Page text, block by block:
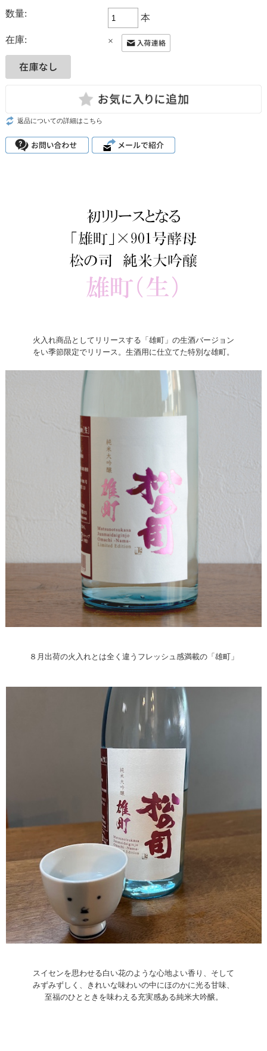
数量:
本
在庫: ×
返品についての詳細はこちら
火入れ商品としてリリースする「雄町」の生酒バージョン
をい季節限定でリリース。生酒用に仕立てた特別な雄町。
８月出荷の火入れとは全く違うフレッシュ感満載の「雄町」
スイセンを思わせる白い花のような心地よい香り、そして
みずみずしく、きれいな味わいの中にほのかに光る甘味、
至福のひとときを味わえる充実感ある純米大吟醸。